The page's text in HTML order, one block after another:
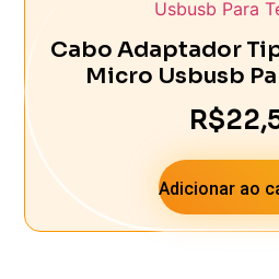
Cabo Adaptador
Micro Usbusb
R$
Adicionar ao